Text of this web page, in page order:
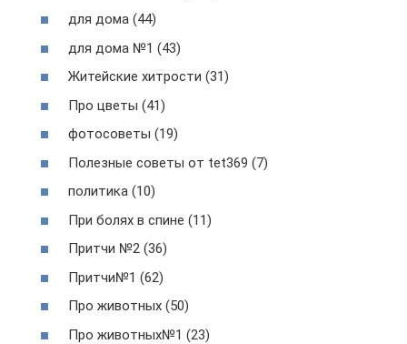
для дома (44)
для дома №1 (43)
Житейские хитрости (31)
Про цветы (41)
фотосоветы (19)
Полезные советы от tet369 (7)
политика (10)
При болях в спине (11)
Притчи №2 (36)
Притчи№1 (62)
Про животных (50)
Про животных№1 (23)